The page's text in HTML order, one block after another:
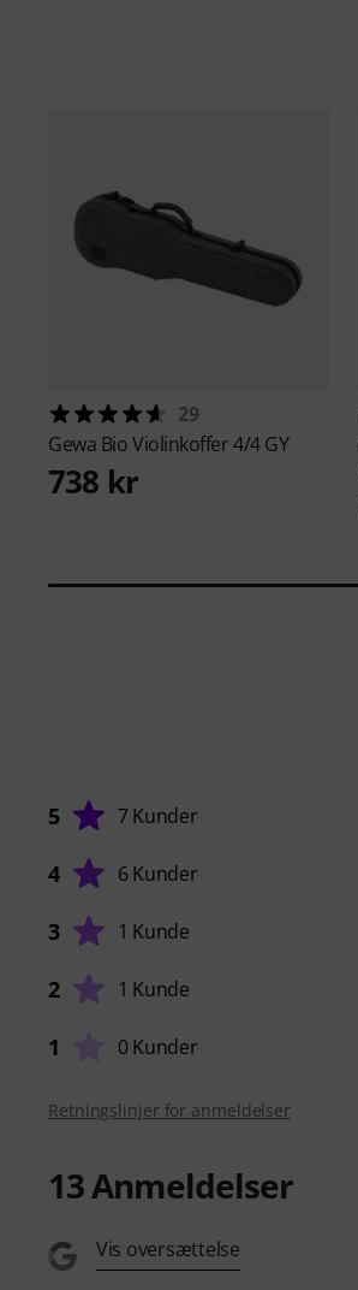
29
Gewa Bio Violinkoffer 4/4 GY
738 kr
5 7 Kunder
4 6 Kunder
3 1 Kunde
2 1 Kunde
1 0 Kunder
Retningslinjer for anmeldelser
13Anmeldelser
Vis oversættelse